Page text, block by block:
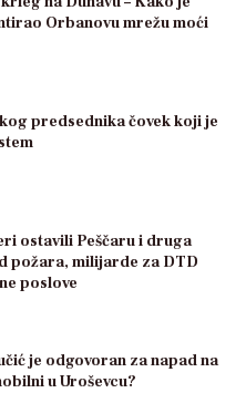
Orbanovu mrežu moći
predsednika čovek koji je
ostavili Peščaru i druga
požara, milijarde za DTD
poslove
je odgovoran za napad na
u Uroševcu?